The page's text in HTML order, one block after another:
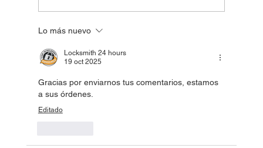
Lo más nuevo
Locksmith 24 hours
19 oct 2025
Gracias por enviarnos tus comentarios, estamos
a sus órdenes.
Editado